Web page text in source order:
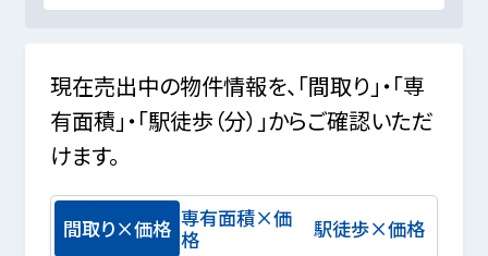
現在売出中の物件情報を、「間取り」・「専
有面積」・「駅徒歩（分）」からご確認いただ
けます。
間取り×価格 専有面積×価
格
駅徒歩×価格